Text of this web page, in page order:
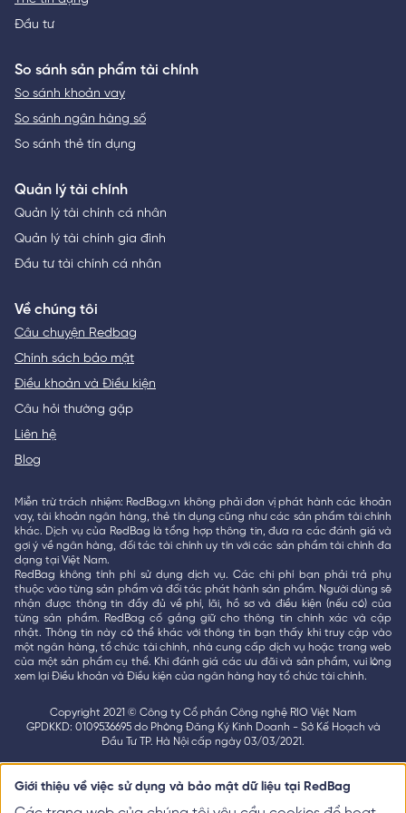
Đầu tư
So sánh sản phẩm tài chính
So sánh khoản vay
So sánh ngân hàng số
So sánh thẻ tín dụng
Quản lý tài chính
Quản lý tài chính cá nhân
Quản lý tài chính gia đình
Đầu tư tài chính cá nhân
Về chúng tôi
Câu chuyện Redbag
Chính sách bảo mật
Điều khoản và Điều kiện
Câu hỏi thường gặp
Liên hệ
Blog
Miễn trừ trách nhiệm: RedBag.vn không phải đơn vị phát hành các khoản
vay, tài khoản ngân hàng, thẻ tín dụng cũng như các sản phẩm tài chính
khác. Dịch vụ của RedBag là tổng hợp thông tin, đưa ra các đánh giá và
gợi ý về ngân hàng, đối tác tài chính uy tín với các sản phẩm tài chính đa
dạng tại Việt Nam.
RedBag không tính phí sử dụng dịch vụ. Các chi phí bạn phải trả phụ
thuộc vào từng sản phẩm và đối tác phát hành sản phẩm. Người dùng sẽ
nhận được thông tin đầy đủ về phí, lãi, hồ sơ và điều kiện (nếu có) của
từng sản phẩm. RedBag cố gắng giữ cho thông tin chính xác và cập
nhật. Thông tin này có thể khác với thông tin bạn thấy khi truy cập vào
một ngân hàng, tổ chức tài chính, nhà cung cấp dịch vụ hoặc trang web
của một sản phẩm cụ thể. Khi đánh giá các ưu đãi và sản phẩm, vui lòng
xem lại Điều khoản và Điều kiện của ngân hàng hay tổ chức tài chính.
Copyright 2021 © Công ty Cổ phần Công nghệ RIO Việt Nam
GPDKKD: 0109536695 do Phòng Đăng Ký Kinh Doanh - Sở Kế Hoạch và
Đầu Tư TP. Hà Nội cấp ngày 03/03/2021.
Giới thiệu về việc sử dụng và bảo mật dữ liệu tại RedBag